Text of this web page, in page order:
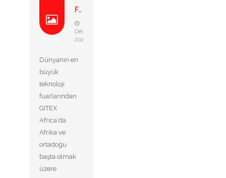
Fas gitex b2b organizasyonu
Décembre
2023
Dünyanın en
büyük
teknoloji
fuarlarından
GITEX
Africa‘da
Afrika ve
ortadoğu
başta olmak
üzere